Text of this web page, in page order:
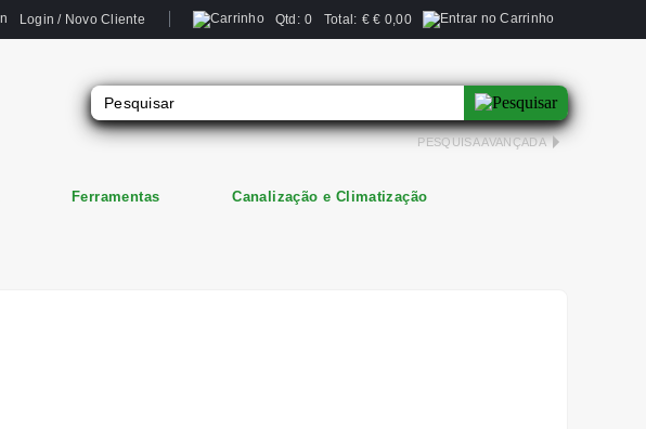
Login / Novo Cliente Qtd: 0 Total: €€ 0,00
PESQUISA AVANÇADA
Ferramentas Canalização e Climatização